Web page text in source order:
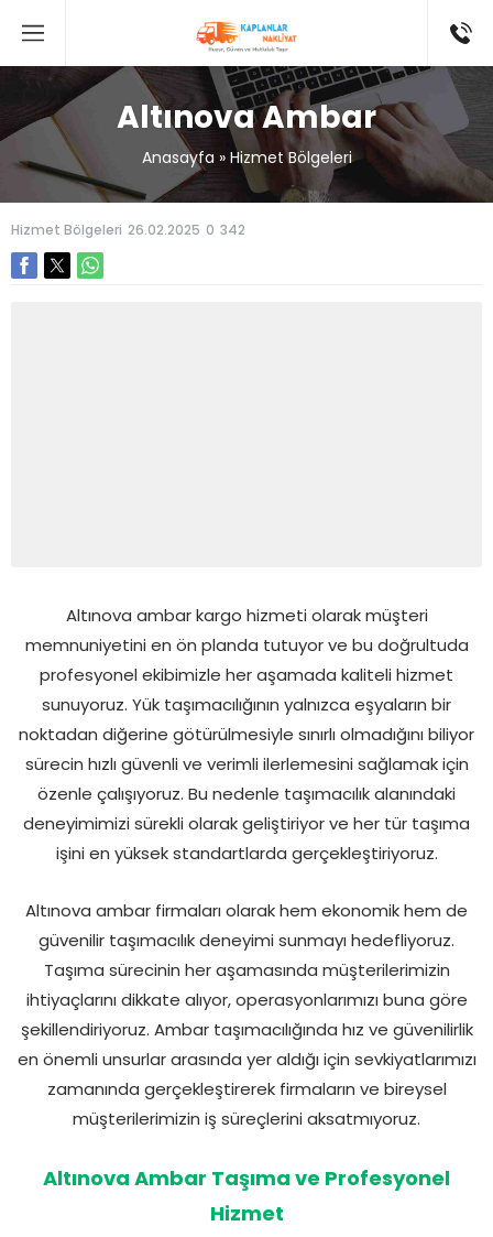
Altınova Ambar
Anasayfa » Hizmet Bölgeleri
Hizmet Bölgeleri 26.02.2025 0 342
Altınova ambar kargo hizmeti olarak müşteri
memnuniyetini en ön planda tutuyor ve bu doğrultuda
profesyonel ekibimizle her aşamada kaliteli hizmet
sunuyoruz. Yük taşımacılığının yalnızca eşyaların bir
noktadan diğerine götürülmesiyle sınırlı olmadığını biliyor
sürecin hızlı güvenli ve verimli ilerlemesini sağlamak için
özenle çalışıyoruz. Bu nedenle taşımacılık alanındaki
deneyimimizi sürekli olarak geliştiriyor ve her tür taşıma
işini en yüksek standartlarda gerçekleştiriyoruz.
Altınova ambar firmaları olarak hem ekonomik hem de
güvenilir taşımacılık deneyimi sunmayı hedefliyoruz.
Taşıma sürecinin her aşamasında müşterilerimizin
ihtiyaçlarını dikkate alıyor, operasyonlarımızı buna göre
şekillendiriyoruz. Ambar taşımacılığında hız ve güvenilirlik
en önemli unsurlar arasında yer aldığı için sevkiyatlarımızı
zamanında gerçekleştirerek firmaların ve bireysel
müşterilerimizin iş süreçlerini aksatmıyoruz.
Altınova Ambar Taşıma ve Profesyonel
Hizmet